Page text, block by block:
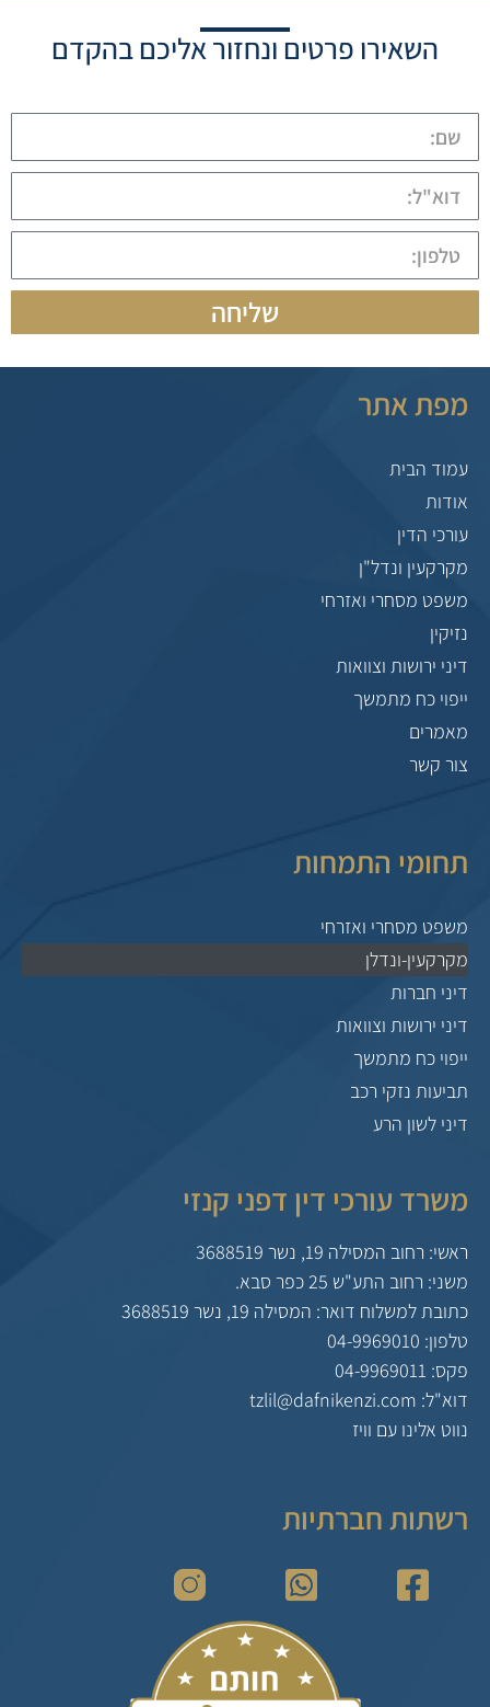
השאירו פרטים ונחזור אליכם בהקדם
שליחה
מפת אתר
עמוד הבית
אודות
עורכי הדין
מקרקעין ונדל"ן
משפט מסחרי ואזרחי
נזיקין
דיני ירושות וצוואות
ייפוי כח מתמשך
מאמרים
צור קשר
תחומי התמחות
משפט מסחרי ואזרחי
מקרקעין-ונדלן
דיני חברות
דיני ירושות וצוואות
ייפוי כח מתמשך
תביעות נזקי רכב
דיני לשון הרע
משרד עורכי דין דפני קנזי
ראשי: רחוב המסילה 19, נשר 3688519
משני: רחוב התע"ש 25 כפר סבא.
כתובת למשלוח דואר: המסילה 19, נשר 3688519
טלפון: 04-9969010
פקס: 04-9969011
דוא"ל: tzlil@dafnikenzi.com
נווט אלינו עם וויז
רשתות חברתיות